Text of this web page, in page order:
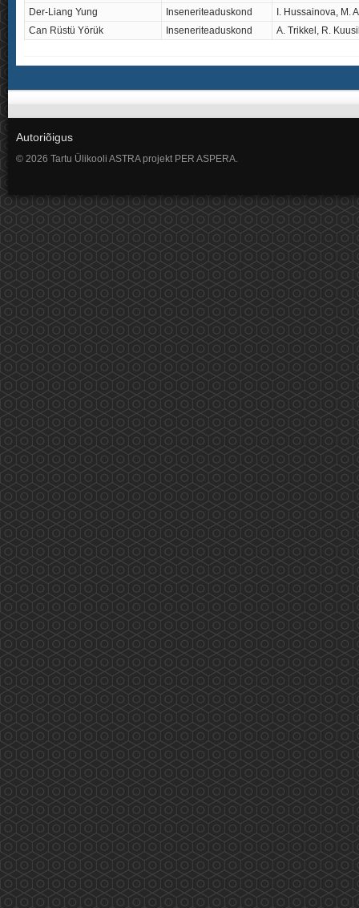
Der-Liang Yung
Inseneriteaduskond
I. Hussainova, M.
Can Rüstü Yörük
Inseneriteaduskond A. Trikkel, R.
Autoriõigus
© 2026 Tartu Ülikooli ASTRA projekt PER ASPERA.